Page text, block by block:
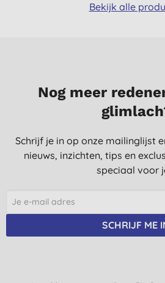
Bekijk alle
Nog meer
Schrijf je in op onze mailinglijst
nieuws, inzichten, tips en
speciaal voor
SCHRIJF ME